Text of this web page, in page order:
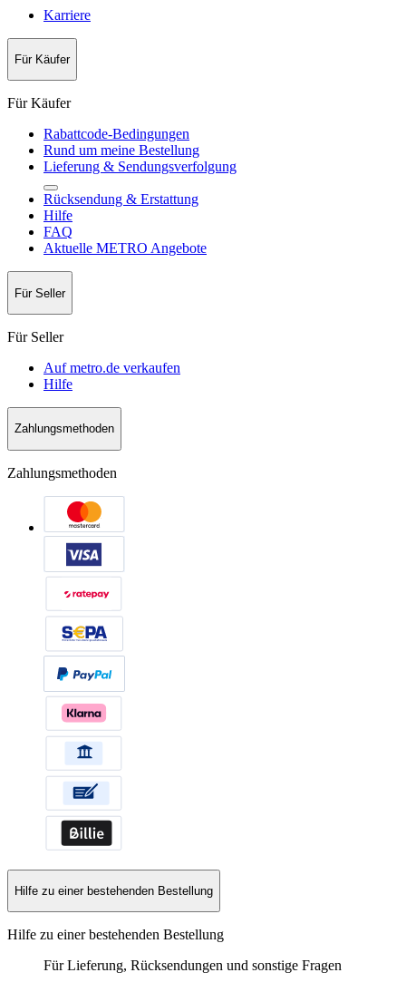
Karriere
Für Käufer
Für Käufer
Rabattcode-Bedingungen
Rund um meine Bestellung
Lieferung & Sendungsverfolgung
Rücksendung & Erstattung
Hilfe
FAQ
Aktuelle METRO Angebote
Für Seller
Für Seller
Auf metro.de verkaufen
Hilfe
Zahlungsmethoden
Zahlungsmethoden
Hilfe zu einer bestehenden Bestellung
Hilfe zu einer bestehenden Bestellung
Für Lieferung, Rücksendungen und sonstige Fragen